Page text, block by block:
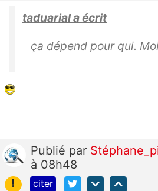
taduarial a écrit
ça dépend pour qui.
Publié par
à 08h48
!
citer